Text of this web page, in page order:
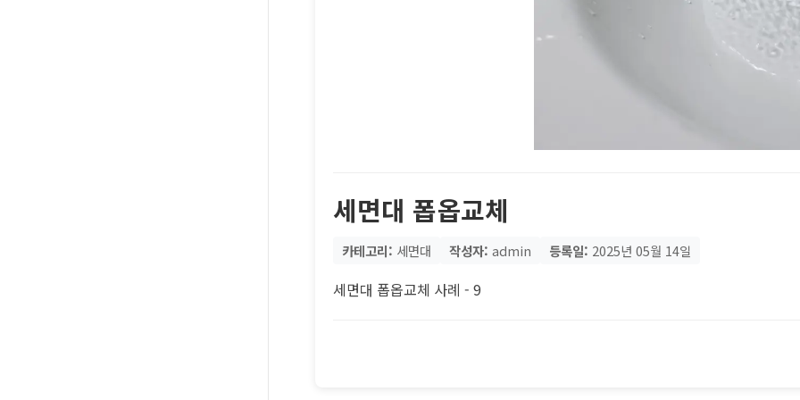
세면대 폽옵교체
카테고리: 세면대 작성자: admin 등록일: 2025년 05월 14일
세면대 폽옵교체 사례 - 9